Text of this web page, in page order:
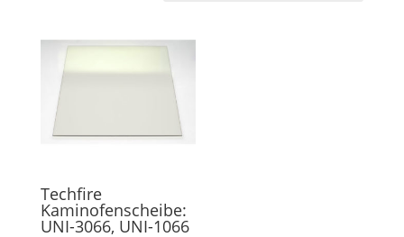
Techfire
Kaminofenscheibe:
UNI-3066, UNI-1066